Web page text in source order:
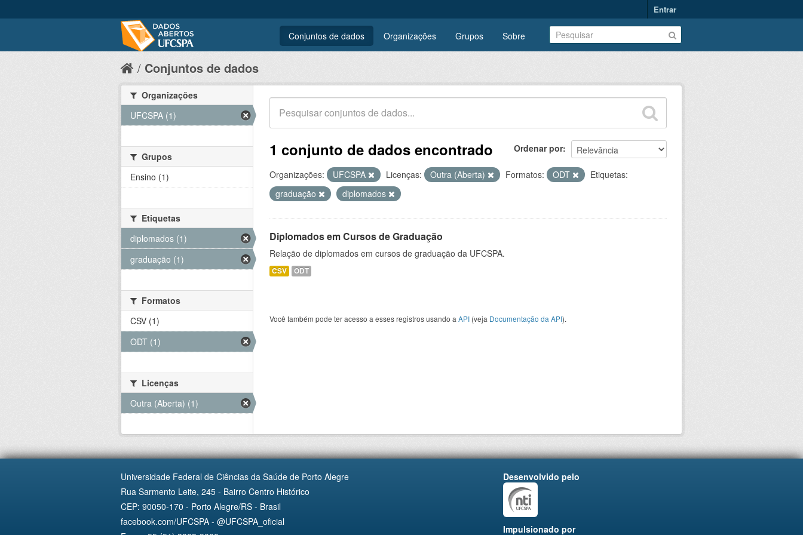
Entrar
Conjuntos de dados Organizações Grupos Sobre
Conjuntos de dados
Ordenar por
1 conjunto de dados encontrado
Organizações: UFCSPA Licenças: Outra (Aberta) Formatos: ODT
Etiquetas:
graduação
diplomados
Diplomados em Cursos de Graduação
Relação de diplomados em cursos de graduação da UFCSPA.
CSV ODT
Você também pode ter acesso a esses registros usando a API (veja Documentação da API).
Organizações
UFCSPA (1)
Grupos
Ensino (1)
Etiquetas
diplomados (1)
graduação (1)
Formatos
CSV (1)
ODT (1)
Licenças
Outra (Aberta) (1)
Universidade Federal de Ciências da Saúde de Porto Alegre
Rua Sarmento Leite, 245 - Bairro Centro Histórico
CEP: 90050-170 - Porto Alegre/RS - Brasil
facebook.com/UFCSPA - @UFCSPA_oficial
Desenvolvido pelo
Impulsionado por